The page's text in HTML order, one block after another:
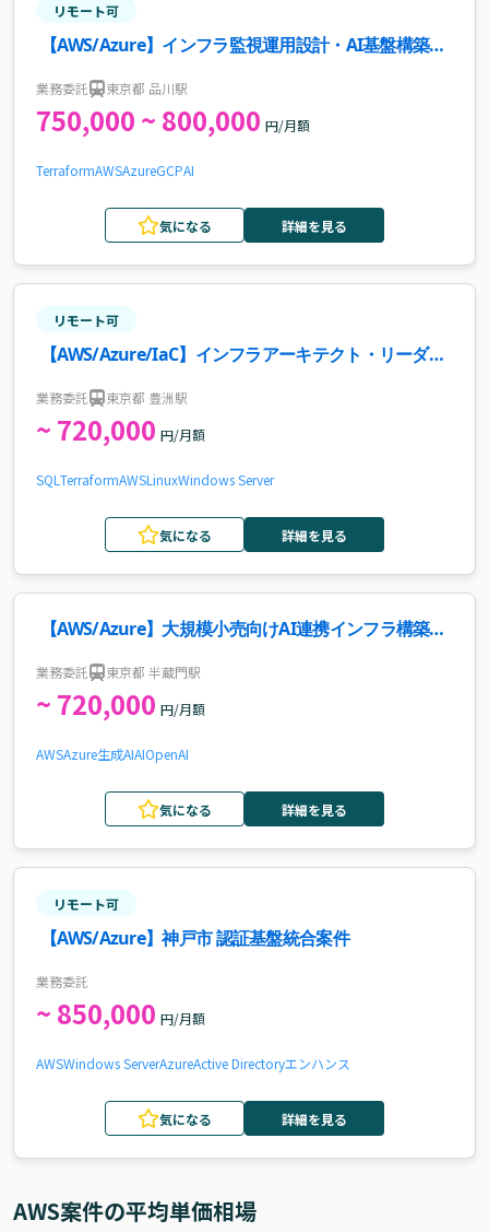
リモート可
【AWS/Azure】インフラ監視運用設計・AI基盤構築案
業務委託 東京都 品川駅
750,000 ~ 800,000 円/月額
TerraformAWSAzureGCPAI
気になる 詳細を見る
リモート可
【AWS/Azure/IaC】インフラアーキテクト・リーダー
業務委託 東京都 豊洲駅
~ 720,000 円/月額
SQL TerraformAWSLinuxWindows Server
気になる 詳細を見る
【AWS/Azure】大規模小売向けAI連携インフラ構築案
業務委託 東京都 半蔵門駅
~ 720,000 円/月額
AWSAzure生成AIAIOpenAI
気になる 詳細を見る
リモート可
【AWS/Azure】神戸市 認証基盤統合案件
業務委託
~ 850,000 円/月額
AWSWindows ServerAzureActive Directoryエンハンス
気になる 詳細を見る
AWS案件の平均単価相場